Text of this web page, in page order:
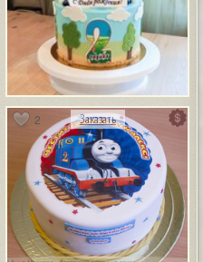
2 Заказать